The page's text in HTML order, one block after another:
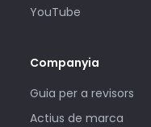
YouTube
Companyia
Guia per a revisors
Actius de marca